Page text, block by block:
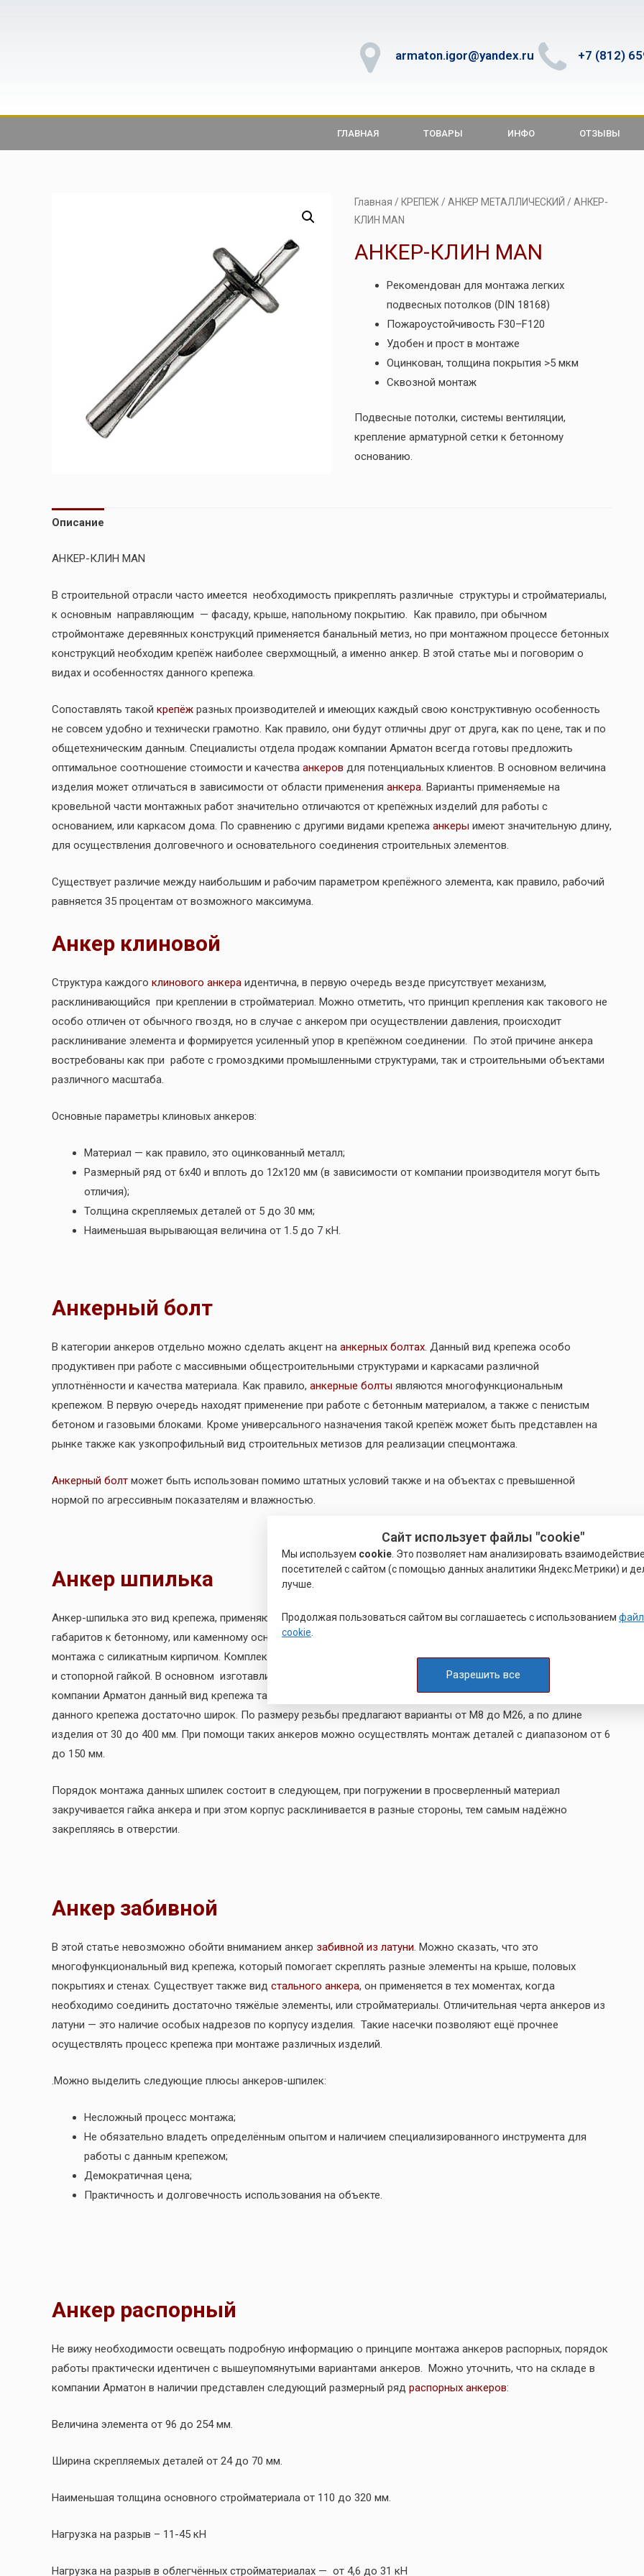
armaton.igor@yandex.ru +7 (812)
ГЛАВНАЯ ТОВАРЫ ИНФО ОТЗЫВЫ
Главная / КРЕПЕЖ / АНКЕР МЕТАЛЛИЧЕСКИЙ / АНКЕР-
КЛИН MAN
АНКЕР-КЛИН MAN
Рекомендован для монтажа легких
подвесных потолков (DIN 18168)
Пожароустойчивость F30–F120
Удобен и прост в монтаже
Оцинкован, толщина покрытия >5 мкм
Сквозной монтаж
Подвесные потолки, системы вентиляции,
крепление арматурной сетки к бетонному
основанию.
Описание
АНКЕР-КЛИН MAN
В строительной отрасли часто имеется необходимость прикреплять различные структуры и стройматериалы,
к основным направляющим — фасаду, крыше, напольному покрытию. Как правило, при обычном
строймонтаже деревянных конструкций применяется банальный метиз, но при монтажном процессе бетонных
конструкций необходим крепёж наиболее сверхмощный, а именно анкер. В этой статье мы и поговорим о
видах и особенностях данного крепежа.
Сопоставлять такой крепёж разных производителей и имеющих каждый свою конструктивную особенность
не совсем удобно и технически грамотно. Как правило, они будут отличны друг от друга, как по цене, так и по
общетехническим данным. Специалисты отдела продаж компании Арматон всегда готовы предложить
оптимальное соотношение стоимости и качества анкеров для потенциальных клиентов. В основном величина
изделия может отличаться в зависимости от области применения анкера . Варианты применяемые на
кровельной части монтажных работ значительно отличаются от крепёжных изделий для работы с
основанием, или каркасом дома. По сравнению с другими видами крепежа анкеры имеют значительную длину,
для осуществления долговечного и основательного соединения строительных элементов.
Существует различие между наибольшим и рабочим параметром крепёжного элемента, как правило, рабочий
равняется 35 процентам от возможного максимума.
Анкер клиновой
Структура каждого клинового анкера идентична, в первую очередь везде присутствует механизм,
расклинивающийся при креплении в стройматериал. Можно отметить, что принцип крепления как такового не
особо отличен от обычного гвоздя, но в случае с анкером при осуществлении давления, происходит
расклинивание элемента и формируется усиленный упор в крепёжном соединении. По этой причине анкера
востребованы как при работе с громоздкими промышленными структурами, так и строительными объектами
различного масштаба.
Основные параметры клиновых анкеров:
Материал — как правило, это оцинкованный металл;
Размерный ряд от 6х40 и вплоть до 12х120 мм (в зависимости от компании производителя могут быть
отличия);
Толщина скрепляемых деталей от 5 до 30 мм;
Наименьшая вырывающая величина от 1.5 до 7 кН.
Анкерный болт
В категории анкеров отдельно можно сделать акцент на анкерных болтах. Данный вид крепежа особо
продуктивен при работе с массивными общестроительными структурами и каркасами различной
уплотнённости и качества материала. Как правило, анкерные болты являются многофункциональным
крепежом. В первую очередь находят применение при работе с бетонным материалом, а также с пенистым
бетоном и газовыми блоками. Кроме универсального назначения такой крепёж может быть представлен на
рынке также как узкопрофильный вид строительных метизов для реализации спецмонтажа.
Анкерный болт может быть использован помимо штатных условий также и на объектах с превышенной
нормой по агрессивным показателям и влажностью.
Анкер шпилька
Анкер-шпилька это вид крепежа, применяющийся для крепления металлоконструкций крупных и средних
габаритов к бетонному, или каменному основанию. Также в ряде случаев возможно применение шпилек для
монтажа с силикатным кирпичом. Комплектуется такой анкер резьбовым стержнем и фиксирующим фитингом
и стопорной гайкой. В основном изготавливают такие анкер-шпильки из стали с цинковым покрытием. В
компании Арматон данный вид крепежа также представлен в нержавеющем варианте. Размерный ряд
данного крепежа достаточно широк. По размеру резьбы предлагают варианты от М8 до М26, а по длине
изделия от 30 до 400 мм. При помощи таких анкеров можно осуществлять монтаж деталей с диапазоном от 6
до 150 мм.
Порядок монтажа данных шпилек состоит в следующем, при погружении в просверленный материал
закручивается гайка анкера и при этом корпус расклинивается в разные стороны, тем самым надёжно
закрепляясь в отверстии.
Анкер забивной
В этой статье невозможно обойти вниманием анкер забивной из латуни. Можно сказать, что это
многофункциональный вид крепежа, который помогает скреплять разные элементы на крыше, половых
покрытиях и стенах. Существует также вид стального анкера, он применяется в тех моментах, когда
необходимо соединить достаточно тяжёлые элементы, или стройматериалы. Отличительная черта анкеров из
латуни — это наличие особых надрезов по корпусу изделия. Такие насечки позволяют ещё прочнее
осуществлять процесс крепежа при монтаже различных изделий.
.Можно выделить следующие плюсы анкеров-шпилек:
Несложный процесс монтажа;
Не обязательно владеть определённым опытом и наличием специализированного инструмента для
работы с данным крепежом;
Демократичная цена;
Практичность и долговечность использования на объекте.
Анкер распорный
Не вижу необходимости освещать подробную информацию о принципе монтажа анкеров распорных, порядок
работы практически идентичен с вышеупомянутыми вариантами анкеров. Можно уточнить, что на складе в
компании Арматон в наличии представлен следующий размерный ряд распорных анкеров:
Величина элемента от 96 до 254 мм.
Ширина скрепляемых деталей от 24 до 70 мм.
Наименьшая толщина основного стройматериала от 110 до 320 мм.
Нагрузка на разрыв – 11-45 кН
Нагрузка на разрыв в облегчённых стройматериалах — от 4,6 до 31 кН
Сайт использует файлы "cookie"
Мы используем cookie . Это позволяет нам анализировать
посетителей с сайтом (с помощью данных аналитики Яндекс.Метрики) и
лучше.
Продолжая пользоваться сайтом вы соглашаетесь с использованием
cookie
Разрешить все